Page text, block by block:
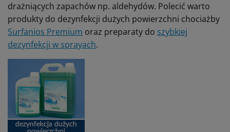
drażniących zapachów np. aldehydów. Polecić warto
produkty do dezynfekcji dużych powierzchni chociażby
Surfanios Premium oraz preparaty do szybkiej
dezynfekcji w sprayach.